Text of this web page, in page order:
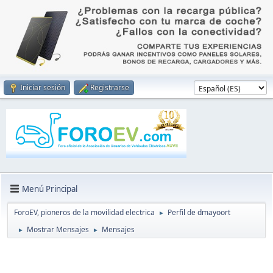
Iniciar sesión Registrarse
Menú Principal
ForoEV, pioneros de la movilidad electrica ► Perfil de dmayoort
► Mostrar Mensajes ► Mensajes